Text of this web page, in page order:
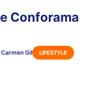
Conforama
Gil LIFESTYLE